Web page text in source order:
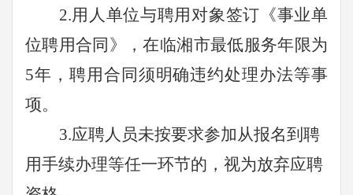
2.用人单位与聘用对象签订《事业单
位聘用合同》，在临湘市最低服务年限为
5年，聘用合同须明确违约处理办法等事
项。
3.应聘人员未按要求参加从报名到聘
用手续办理等任一环节的，视为放弃应聘